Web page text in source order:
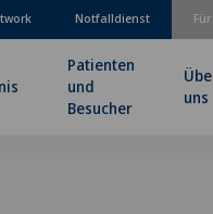
Notfalldienst
Patienten
und
Besucher
uns